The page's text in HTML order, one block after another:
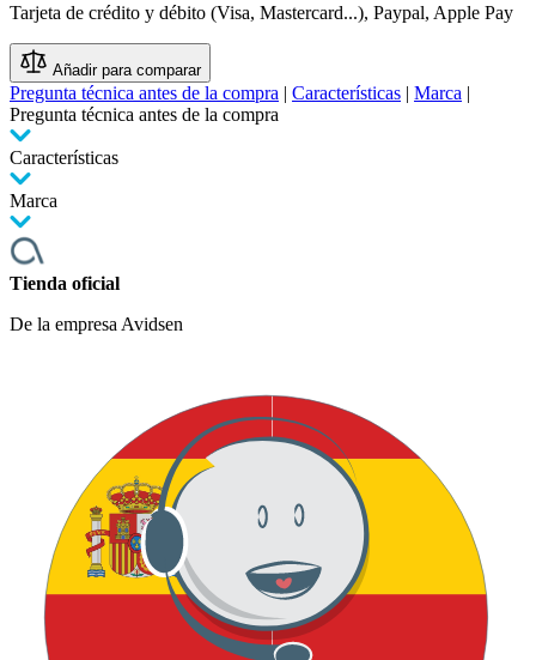
Tarjeta de crédito y débito (Visa, Mastercard...), Paypal, Apple Pay
Añadir para comparar
Pregunta técnica antes de la compra | Características | Marca |
Pregunta técnica antes de la compra
Características
Marca
Tienda oficial
De la empresa Avidsen